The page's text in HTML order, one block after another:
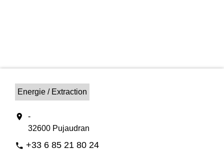
Energie / Extraction
location_on
-
32600 Pujaudran
phone +33 6 85 21 80 24